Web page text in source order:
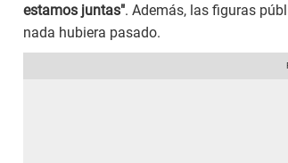
estamos juntas". Además, las figuras
nada hubiera pasado.